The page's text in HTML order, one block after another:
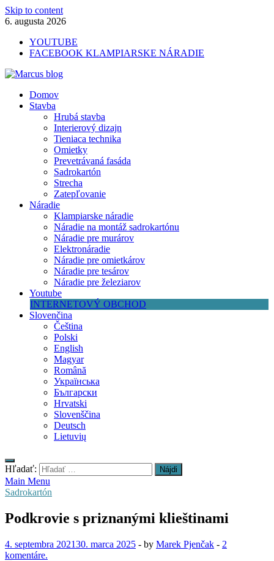
Skip to content
6. augusta 2026
YOUTUBE
FACEBOOK KLAMPIARSKE NÁRADIE
Marcus blog
Stavebné profily, náradie, izolácie
Domov
Stavba
Hrubá stavba
Interierový dizajn
Tieniaca technika
Omietky
Prevetrávaná fasáda
Sadrokartón
Strecha
Zatepľovanie
Náradie
Klampiarske náradie
Náradie na montáž sadrokartónu
Náradie pre murárov
Elektronáradie
Náradie pre omietkárov
Náradie pre tesárov
Náradie pre železiarov
Youtube
INTERNETOVÝ OBCHOD
Slovenčina
Čeština
Polski
English
Magyar
Română
Українська
Български
Hrvatski
Slovenščina
Deutsch
Lietuvių
Hľadať:
Main Menu
Sadrokartón
Podkrovie s priznanými klieštinami
4. septembra 202130. marca 2025 - by Marek Pjenčak - 2
komentáre.